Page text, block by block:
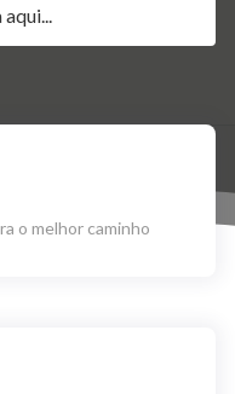
o melhor caminho